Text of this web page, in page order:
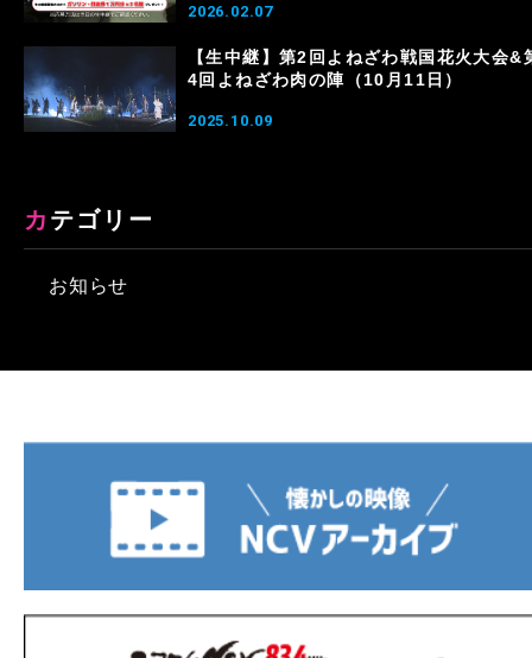
2026.02.07
【生中継】第2回よねざわ戦国花火大会&
4回よねざわ肉の陣（10月11日）
2025.10.09
カテゴリー
お知らせ